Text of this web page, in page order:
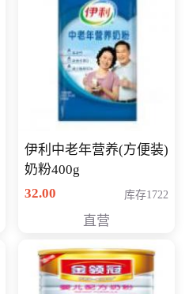
伊利中老年营养(方便装)
奶粉400g
32.00
库存1722
直营